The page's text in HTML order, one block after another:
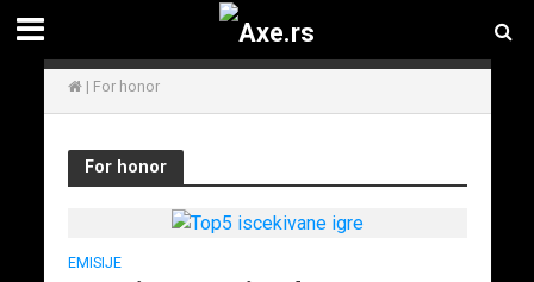
| For honor
For honor
EMISIJE